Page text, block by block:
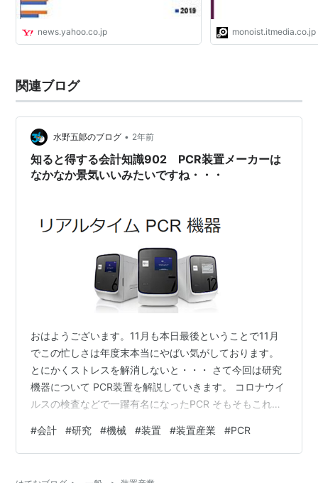
news.yahoo.co.jp monoist.itmedia.co.jp
関連ブログ
水野五郞のブログ • 2年前
知ると得する会計知識902 PCR装置メーカーは
なかなか景気いいみたいですね・・・
おはようございます。11月も本日最後ということで11月
でこの忙しさは年度末本当にやばい気がしております。
とにかくストレスを解消しないと・・・ さて今回は研究
機器について PCR装置を解説していきます。 コロナウイ
ルスの検査などで一躍有名になったPCR そもそもこれ
の定義 ポリメラーゼ連鎖反応（ポリメラーゼれんさはん
のう、英語: polymerase chain reaction）とは、DNAサ
#会計 #研究 #機械 #装置 #装置産業 #PCR